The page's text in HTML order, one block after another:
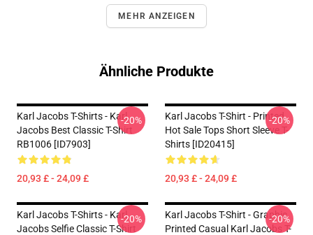
MEHR ANZEIGEN
Ähnliche Produkte
Karl Jacobs T-Shirts - Karl
Jacobs Best Classic T-Shirt
RB1006 [ID7903]
20,93 £ - 24,09 £
-20%
Karl Jacobs T-Shirt - Printed
Hot Sale Tops Short Sleeve T-
Shirts [ID20415]
20,93 £ - 24,09 £
-20%
Karl Jacobs T-Shirts - Karl
Jacobs Selfie Classic T-Shirt
-20%
Karl Jacobs T-Shirt - Graphic
Printed Casual Karl Jacobs T-
-20%